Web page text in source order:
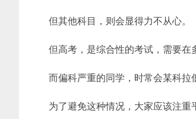
但其他科目，则会显得力不从心。
但高考，是综合性的考试，需要在
而偏科严重的同学，时常会某科拉
为了避免这种情况，大家应该注重